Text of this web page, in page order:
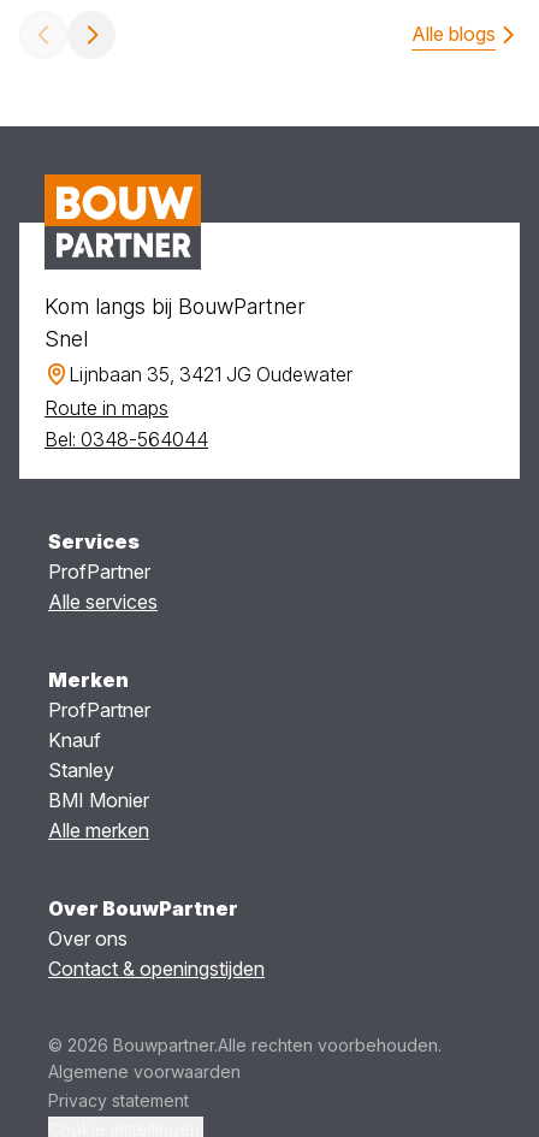
Alle blogs
Kom langs bij BouwPartner
Snel
Lijnbaan 35, 3421 JG Oudewater
Route in maps
Bel: 0348-564044
Services
ProfPartner
Alle services
Merken
ProfPartner
Knauf
Stanley
BMI Monier
Alle merken
Over BouwPartner
Over ons
Contact & openingstijden
© 2026 Bouwpartner.Alle rechten voorbehouden.
Algemene voorwaarden
Privacy statement